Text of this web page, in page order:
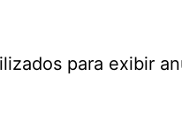
para exibir